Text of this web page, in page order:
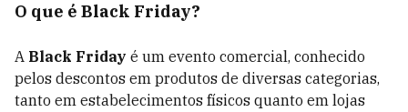
O que é Black Friday?
A Black Friday é um evento comercial, conhecido
pelos descontos em produtos de diversas categorias,
tanto em estabelecimentos físicos quanto em lojas